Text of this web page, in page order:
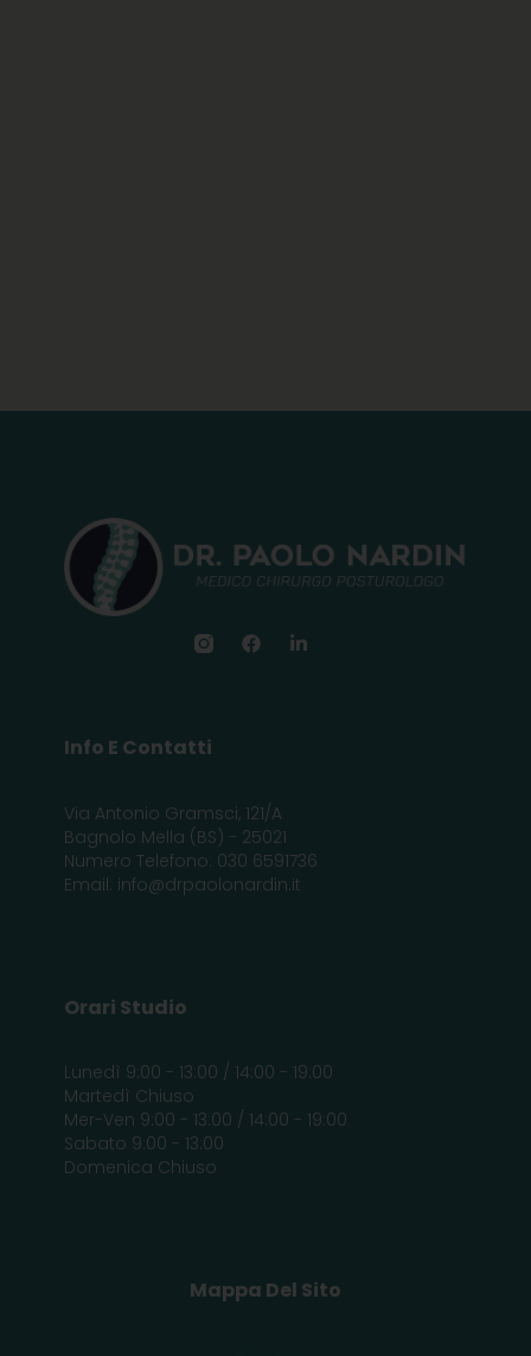
Info E Contatti
Via Antonio Gramsci, 121/A
Bagnolo Mella (BS) - 25021
Numero Telefono: 030 6591736
Email: info@drpaolonardin.it
Orari Studio
Lunedì 9:00 - 13:00 / 14:00 - 19:00
Martedì Chiuso
Mer-Ven 9:00 - 13:00 / 14:00 - 19:00
Sabato 9:00 - 13:00
Domenica Chiuso
Mappa Del Sito